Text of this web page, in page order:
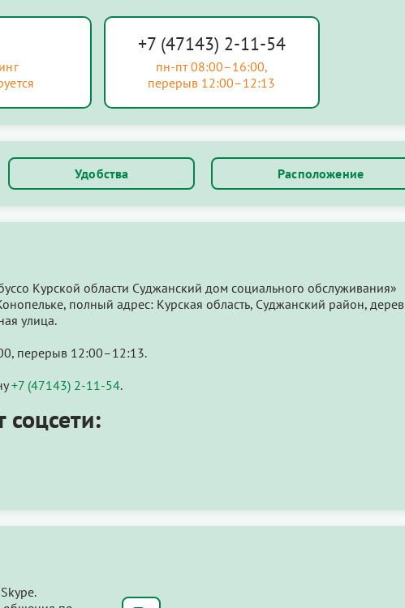
+7 (47143) 2-11-54
пн-пт 08:00–16:00,
перерыв 12:00–12:13
Удобства Расположение
Курской области Суджанский дом социального обслуживания»
полный адрес: Курская область, Суджанский район,
улица.
перерыв 12:00–12:13.
+7 (47143) 2-11-54.
соцсети: